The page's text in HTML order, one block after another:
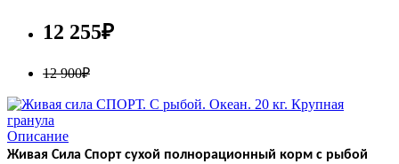
12 255₽
12 900₽
Описание
Живая Сила Спорт сухой полнорационный корм с рыбой